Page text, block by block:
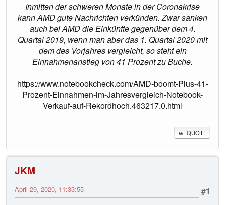
Inmitten der schweren Monate in der Coronakrise
kann AMD gute Nachrichten verkünden. Zwar sanken
auch bei AMD die Einkünfte gegenüber dem 4.
Quartal 2019, wenn man aber das 1. Quartal 2020 mit
dem des Vorjahres vergleicht, so steht ein
Einnahmenanstieg von 41 Prozent zu Buche.
https://www.notebookcheck.com/AMD-boomt-Plus-41-
Prozent-Einnahmen-im-Jahresvergleich-Notebook-
Verkauf-auf-Rekordhoch.463217.0.html
QUOTE
JKM
#1
April 29, 2020, 11:33:55